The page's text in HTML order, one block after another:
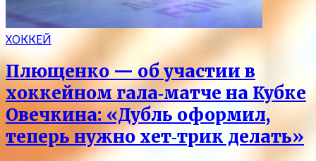
ХОККЕЙ
Плющенко — об участии в
хоккейном гала‑матче на Кубке
Овечкина: «Дубль оформил,
теперь нужно хет‑трик делать»